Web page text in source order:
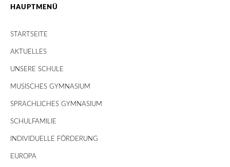
HAUPTMENÜ
STARTSEITE
AKTUELLES
UNSERE SCHULE
MUSISCHES GYMNASIUM
SPRACHLICHES GYMNASIUM
SCHULFAMILIE
INDIVIDUELLE FÖRDERUNG
EUROPA